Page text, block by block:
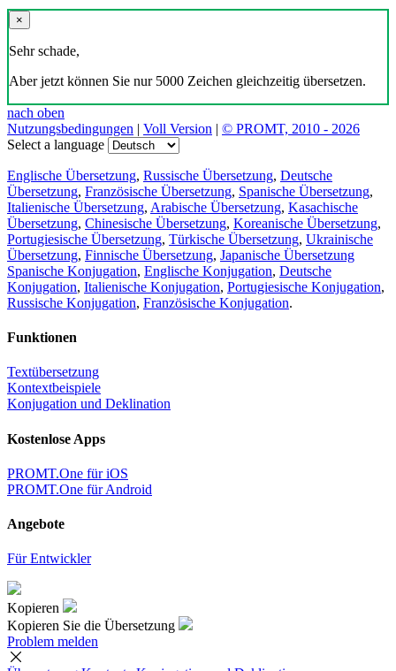
×
Sehr schade,
Aber jetzt können Sie nur 5000 Zeichen gleichzeitig übersetzen.
nach oben
Nutzungsbedingungen | Voll Version | © PROMT, 2010 - 2026
Select a language
Englische Übersetzung, Russische Übersetzung, Deutsche
Übersetzung, Französische Übersetzung, Spanische Übersetzung,
Italienische Übersetzung, Arabische Übersetzung, Kasachische
Übersetzung, Chinesische Übersetzung, Koreanische Übersetzung,
Portugiesische Übersetzung, Türkische Übersetzung, Ukrainische
Übersetzung, Finnische Übersetzung, Japanische Übersetzung
Spanische Konjugation, Englische Konjugation, Deutsche
Konjugation, Italienische Konjugation, Portugiesische Konjugation,
Russische Konjugation, Französische Konjugation.
Funktionen
Textübersetzung
Kontextbeispiele
Konjugation und Deklination
Kostenlose Apps
PROMT.One für iOS
PROMT.One für Android
Angebote
Für Entwickler
Kopieren
Kopieren Sie die Übersetzung
Problem melden